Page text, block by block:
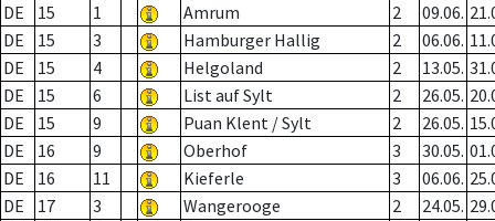
DE
15 1 Amrum 2 09.06.
DE
15 3 Hamburger Hallig 2 06.06.
DE
15 4 Helgoland 2 13.05.
DE
15 6 List auf Sylt 2 26.05.
DE
15 9 Puan Klent / Sylt 2 26.05.
DE
16 9 Oberhof 3 30.05.
DE
16 11 Kieferle 3 06.06.
DE
17 3 Wangerooge 2 24.05.